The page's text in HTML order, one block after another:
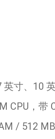
英寸、10
CPU，带
/ 512